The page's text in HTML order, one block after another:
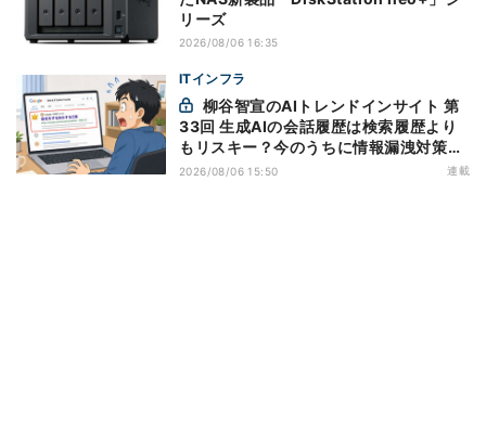
リーズ
2026/08/06 16:35
ITインフラ
33回 生成AIの会話履歴は検索履歴より
もリスキー？今のうちに情報漏洩対策を
万全にしておこう
2026/08/06 15:50 連載